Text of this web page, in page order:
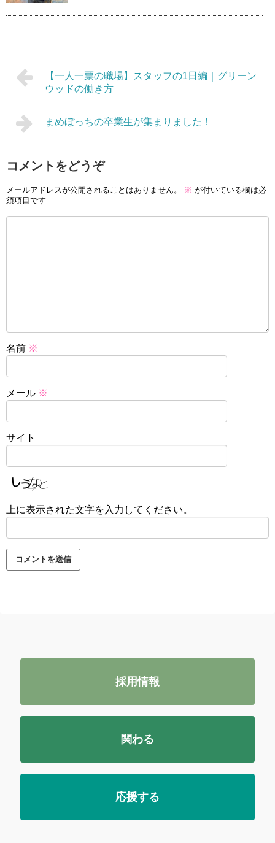
【一人一票の職場】スタッフの1日編｜グリーン
ウッドの働き方
まめぼっちの卒業生が集まりました！
コメントをどうぞ
メールアドレスが公開されることはありません。 ※ が付いている欄は必
須項目です
名前 ※
メール ※
サイト
上に表示された文字を入力してください。
採用情報
関わる
応援する